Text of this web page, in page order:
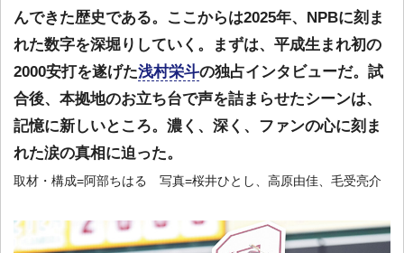
んできた歴史である。ここからは2025年、NPBに刻ま
れた数字を深堀りしていく。まずは、平成生まれ初の
2000安打を遂げた浅村栄斗の独占インタビューだ。試
合後、本拠地のお立ち台で声を詰まらせたシーンは、
記憶に新しいところ。濃く、深く、ファンの心に刻ま
れた涙の真相に迫った。
取材・構成=阿部ちはる 写真=桜井ひとし、高原由佳、毛受亮介